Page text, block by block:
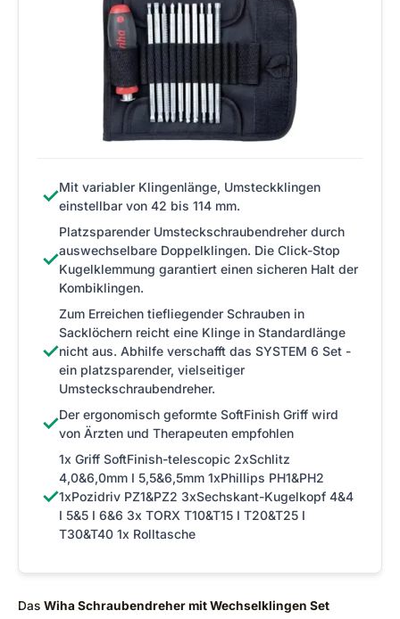
✓Mit variabler Klingenlänge, Umsteckklingen
einstellbar von 42 bis 114 mm.
✓
Platzsparender Umsteckschraubendreher durch
auswechselbare Doppelklingen. Die Click-Stop
Kugelklemmung garantiert einen sicheren Halt der
Kombiklingen.
✓
Zum Erreichen tiefliegender Schrauben in
Sacklöchern reicht eine Klinge in Standardlänge
nicht aus. Abhilfe verschafft das SYSTEM 6 Set -
ein platzsparender, vielseitiger
Umsteckschraubendreher.
✓Der ergonomisch geformte SoftFinish Griff wird
von Ärzten und Therapeuten empfohlen
✓
1x Griff SoftFinish-telescopic 2xSchlitz
4,0&6,0mm I 5,5&6,5mm 1xPhillips PH1&PH2
1xPozidriv PZ1&PZ2 3xSechskant-Kugelkopf 4&4
I 5&5 I 6&6 3x TORX T10&T15 I T20&T25 I
T30&T40 1x Rolltasche
Das Wiha Schraubendreher mit Wechselklingen Set